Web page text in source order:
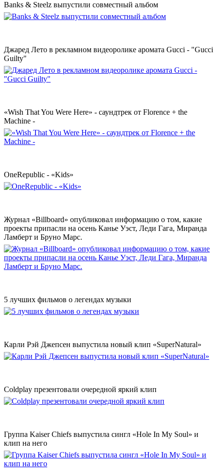
Banks & Steelz выпустили совместный альбом
Джаред Лето в рекламном видеоролике аромата Gucci - "Gucci
Guilty"
«Wish That You Were Here» - саундтрек от Florence + the
Machine -
OneRepublic - «Kids»
Журнал «Billboard» опубликовал информацию о том, какие
проекты припасли на осень Канье Уэст, Леди Гага, Миранда
Ламберт и Бруно Марс.
5 лучших фильмов о легендах музыки
Карли Рэй Джепсен выпустила новый клип «SuperNatural»
Coldplay презентовали очередной яркий клип
Группа Kaiser Chiefs выпустила сингл «Hole In My Soul» и
клип на него